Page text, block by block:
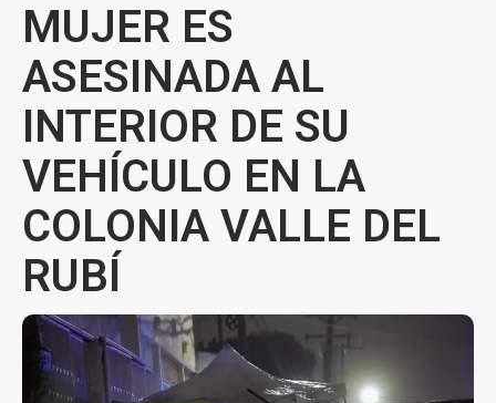
MUJER ES
ASESINADA AL
INTERIOR DE SU
VEHÍCULO EN LA
COLONIA VALLE DEL
RUBÍ